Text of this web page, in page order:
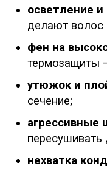
осветление и
делают волос
фен на
термозащиты
утюжок и
сечение;
агрессивные
пересушивать
нехватка